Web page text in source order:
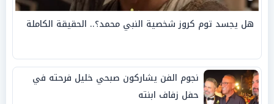
هل يجسد توم كروز شخصية النبي محمد؟.. الحقيقة الكاملة
نجوم الفن يشاركون صبحي خليل فرحته في
حفل زفاف ابنته